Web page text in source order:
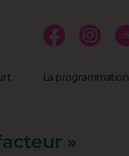
La programmation
»